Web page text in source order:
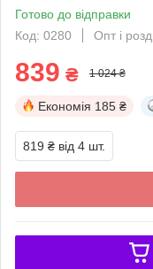
Готово до відправки
Код: 0280
Опт і
839 ₴ 1 024 ₴
Економія 185 ₴
819 ₴ від 4 шт.